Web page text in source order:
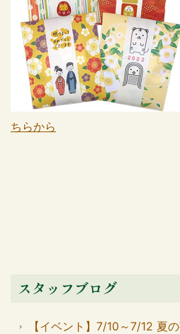
ちらから
スタッフブログ
【イベント】7/10～7/12 夏